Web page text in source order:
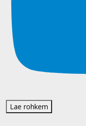
Lae rohkem